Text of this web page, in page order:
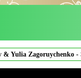
Yulia Zagoruychenko -